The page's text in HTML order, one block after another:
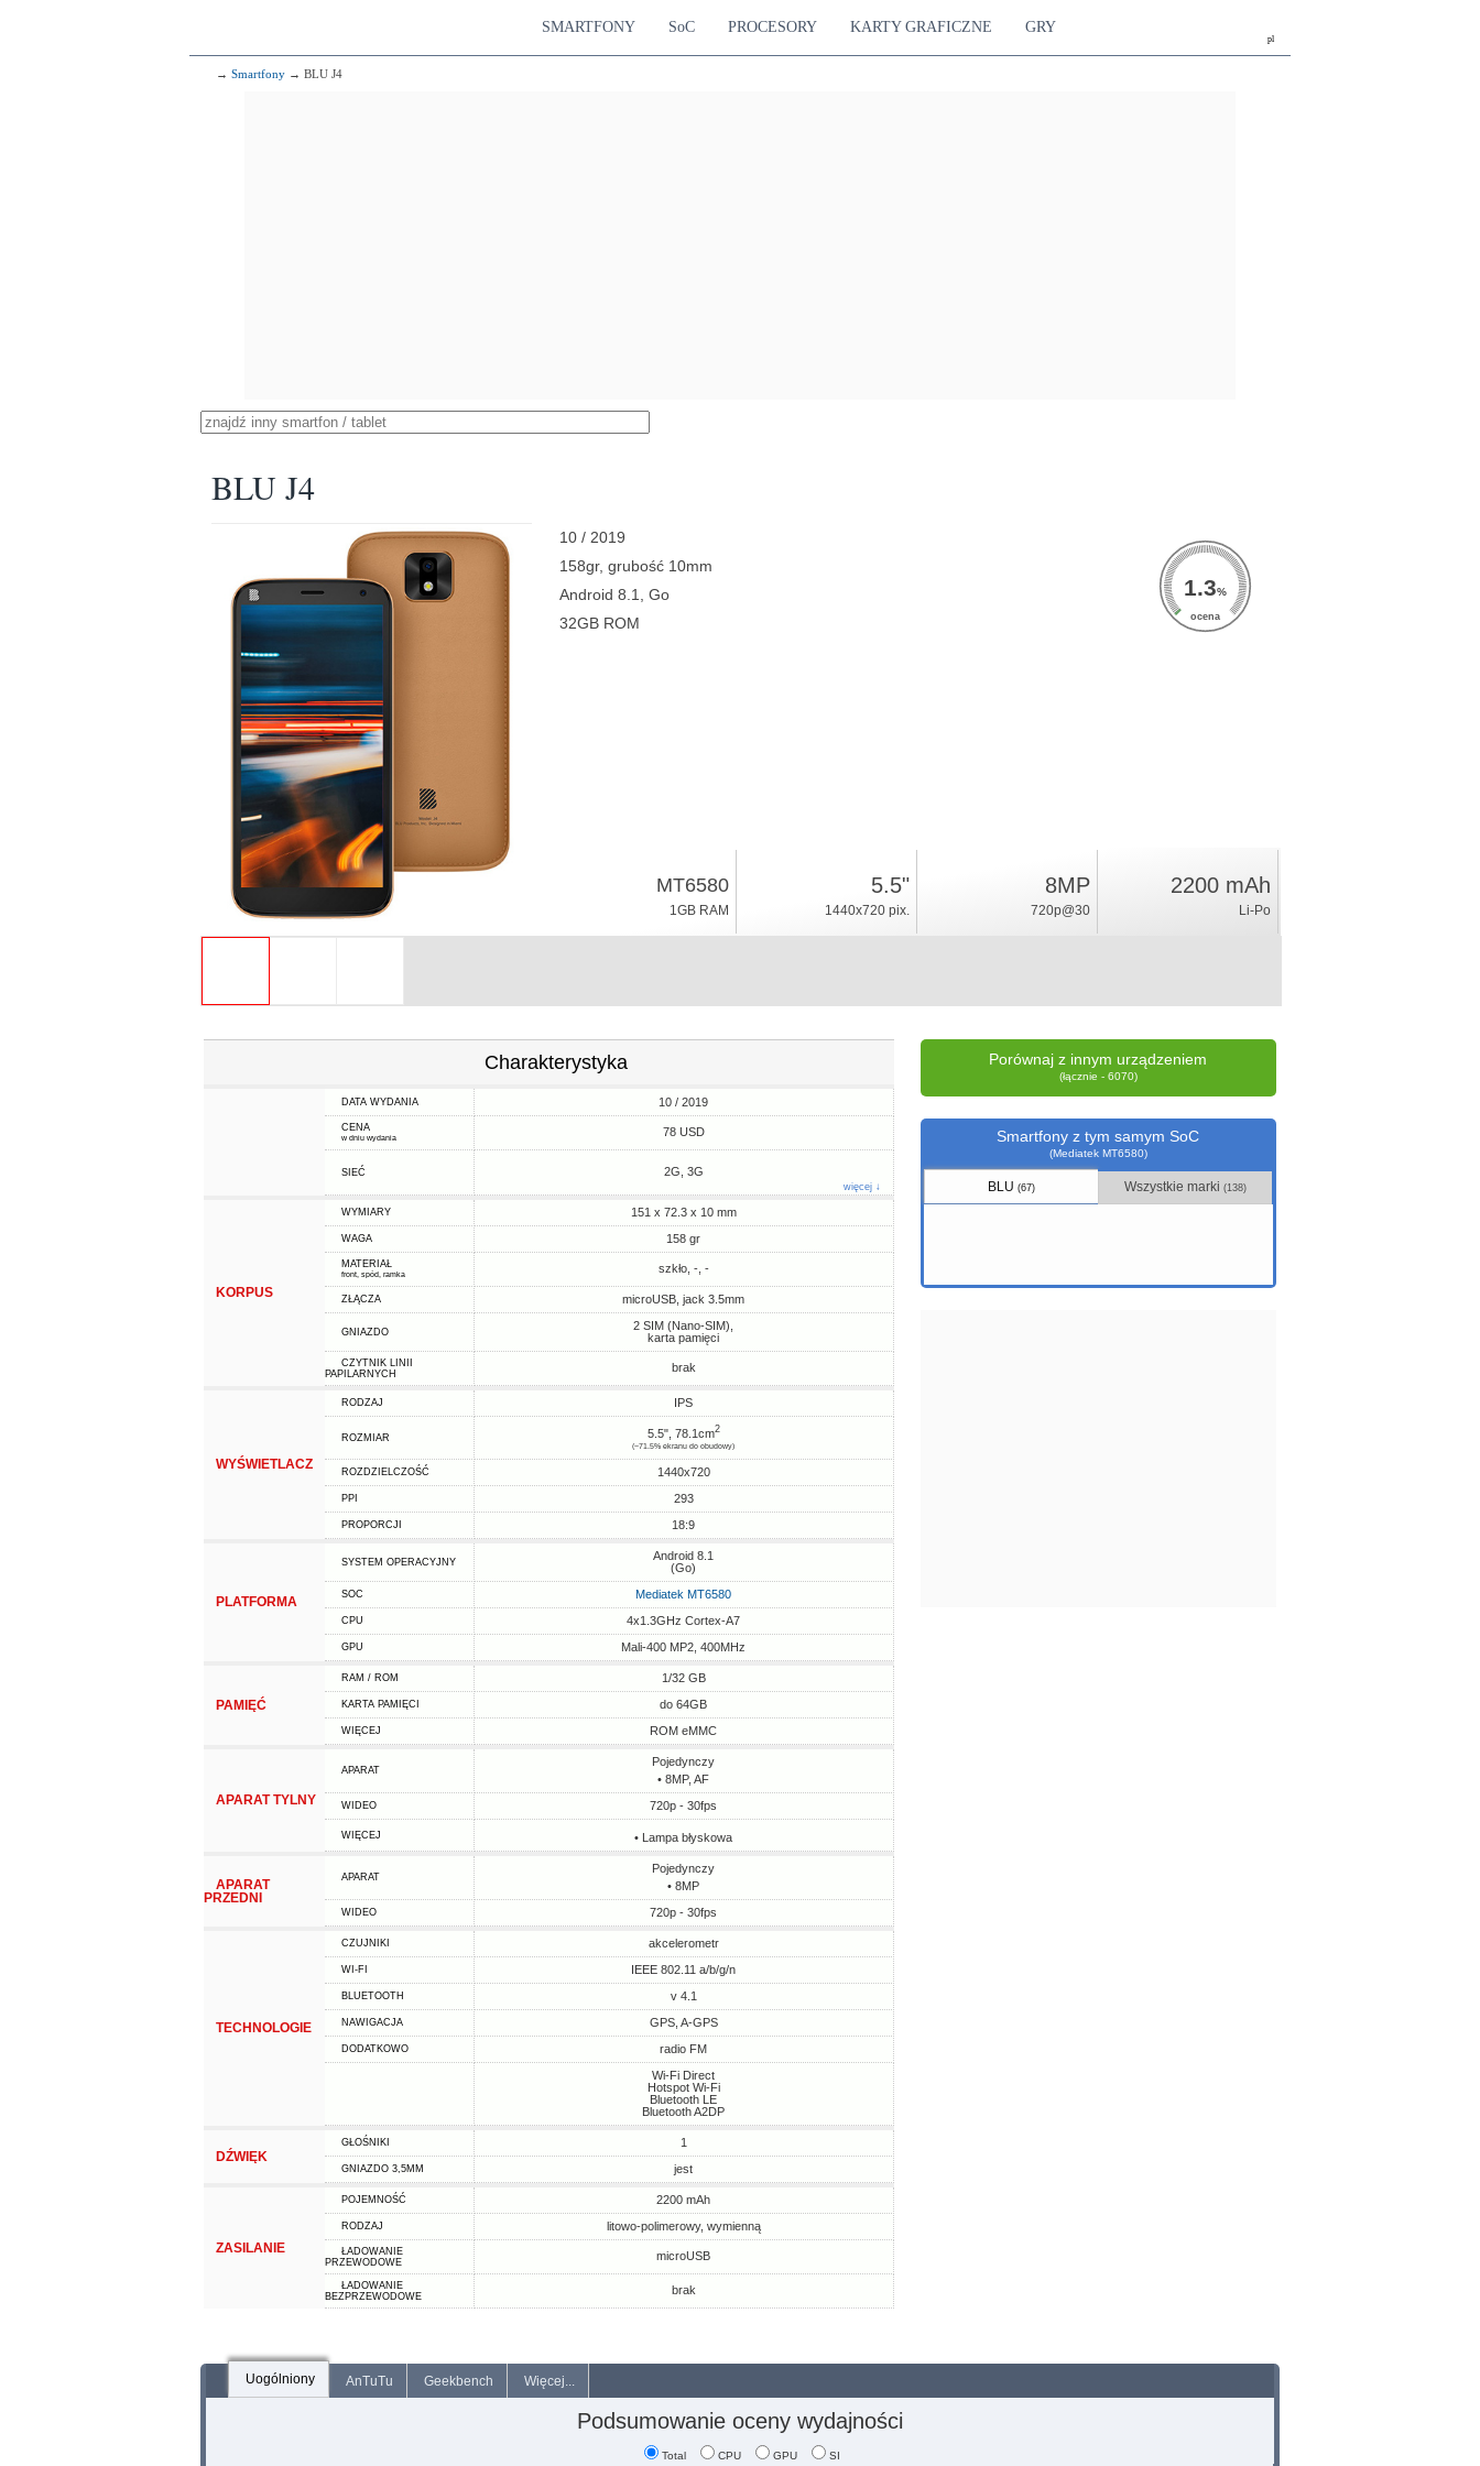
pl
SMARTFONY SoC PROCESORY KARTY GRAFICZNE GRY
→ Smartfony → BLU J4
BLU J4
10 / 2019
158gr, grubość 10mm
Android 8.1, Go
32GB ROM
1.3%
ocena
MT6580
1GB RAM
5.5"
1440x720 pix.
8MP
720p@30
2200 mAh
Li-Po
Charakterystyka
DATA WYDANIA 10 / 2019
CENA
w dniu wydania 78 USD
SIEĆ 2G, 3G
więcej ↓
KORPUS
WYMIARY 151 x 72.3 x 10 mm
WAGA 158 gr
MATERIAŁ
front, spód, ramka szkło, -, -
ZŁĄCZA microUSB, jack 3.5mm
GNIAZDO
2 SIM (Nano-SIM),
karta pamięci
CZYTNIK LINII
PAPILARNYCH
brak
WYŚWIETLACZ
RODZAJ IPS
ROZMIAR 5.5", 78.1cm2
(~71.5% ekranu do obudowy)
ROZDZIELCZOŚĆ 1440x720
PPI 293
PROPORCJI 18:9
PLATFORMA
SYSTEM OPERACYJNY
Android 8.1
(Go)
SOC Mediatek MT6580
CPU 4x1.3GHz Cortex-A7
GPU Mali-400 MP2, 400MHz
PAMIĘĆ
RAM / ROM 1/32 GB
KARTA PAMIĘCI do 64GB
WIĘCEJ ROM eMMC
APARAT TYLNY
APARAT
Pojedynczy
• 8MP, AF
WIDEO 720p - 30fps
WIĘCEJ • Lampa błyskowa
APARAT
PRZEDNI
APARAT
Pojedynczy
• 8MP
WIDEO 720p - 30fps
TECHNOLOGIE
CZUJNIKI akcelerometr
WI-FI IEEE 802.11 a/b/g/n
BLUETOOTH v 4.1
NAWIGACJA GPS, A-GPS
DODATKOWO
radio FM
Wi-Fi Direct
Hotspot Wi-Fi
Bluetooth LE
Bluetooth A2DP
DŹWIĘK
GŁOŚNIKI 1
GNIAZDO 3,5MM jest
ZASILANIE
POJEMNOŚĆ 2200 mAh
RODZAJ litowo-polimerowy, wymienną
ŁADOWANIE
PRZEWODOWE
microUSB
ŁADOWANIE
BEZPRZEWODOWE
brak
Porównaj z innym urządzeniem
(łącznie - 6070)
Smartfony z tym samym SoC
(Mediatek MT6580)
BLU (67) Wszystkie marki (138)
Uogólniony AnTuTu Geekbench Więcej...
Podsumowanie oceny wydajności
Total CPU GPU SI